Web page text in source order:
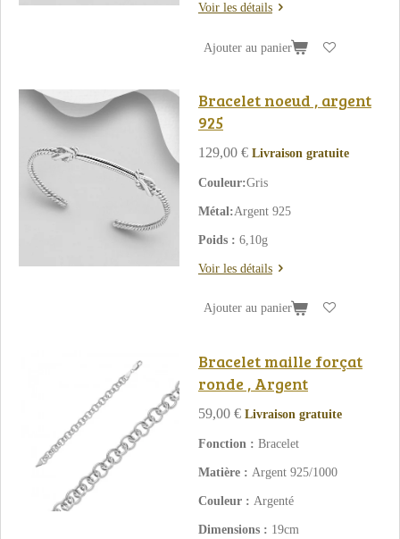
Voir les détails
Ajouter au panier
Bracelet noeud , argent
925
129,00 € Livraison gratuite
Couleur:Gris
Métal:Argent 925
Poids : 6,10g
Voir les détails
Ajouter au panier
Bracelet maille forçat
ronde , Argent
59,00 € Livraison gratuite
Fonction : Bracelet
Matière : Argent 925/1000
Couleur : Argenté
Dimensions : 19cm